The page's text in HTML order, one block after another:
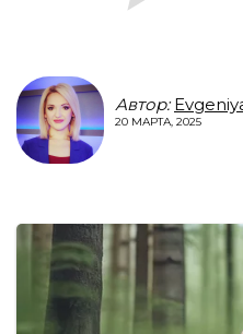
Автор:
20 МАРТА, 2025